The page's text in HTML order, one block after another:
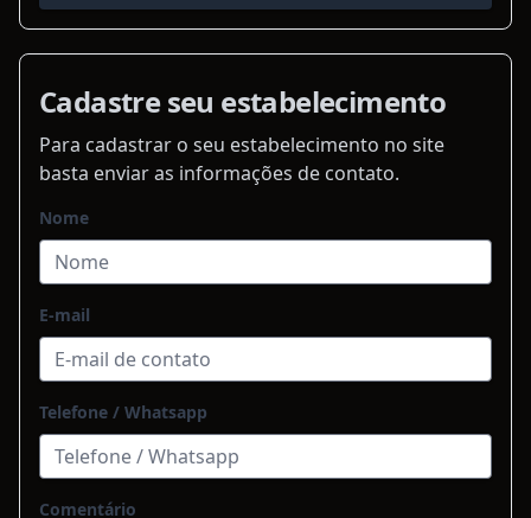
Cadastre seu estabelecimento
Para cadastrar o seu estabelecimento no site
basta enviar as informações de contato.
Nome
E-mail
Telefone / Whatsapp
Comentário